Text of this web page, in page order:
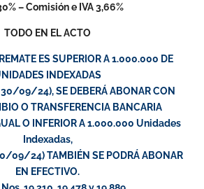
– Comisión e IVA 3,66%
TODO EN EL ACTO
ES SUPERIOR A 1.000.000 DE
INDEXADAS
09/24), SE DEBERÁ ABONAR CON
O TRANSFERENCIA BANCARIA
O INFERIOR A 1.000.000 Unidades
Indexadas,
09/24) TAMBIÉN SE PODRÁ ABONAR
EN EFECTIVO.